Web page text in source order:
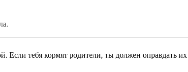
Если тебя кормят родители, ты должен оправдать